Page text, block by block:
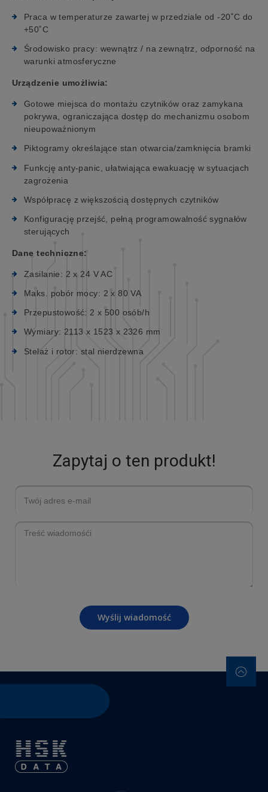
Praca w temperaturze zawartej w przedziale od -20˚C do
+50˚C
Środowisko pracy: wewnątrz / na zewnątrz, odporność na
warunki atmosferyczne
Urządzenie umożliwia:
Gotowe miejsca do montażu czytników oraz zamykana
pokrywa, ograniczająca dostęp do mechanizmu osobom
nieupoważnionym
Piktogramy określające stan otwarcia/zamknięcia bramki
Funkcję anty-panic, ułatwiająca ewakuację w sytuacjach
zagrożenia
Współpracę z większością dostępnych czytników
Konfigurację przejść, pełną programowalność sygnałów
sterujących
Dane techniczne:
Zasilanie: 2 x 24 V AC
Maks. pobór mocy: 2 x 80 VA
Przepustowość: 2 x 500 osób/h
Wymiary: 2113 x 1523 x 2326 mm
Stelaż i rotor: stal nierdzewna
Zapytaj o ten produkt!